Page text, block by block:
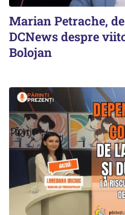
Marian Petrache,
DCNews despre
Bolojan